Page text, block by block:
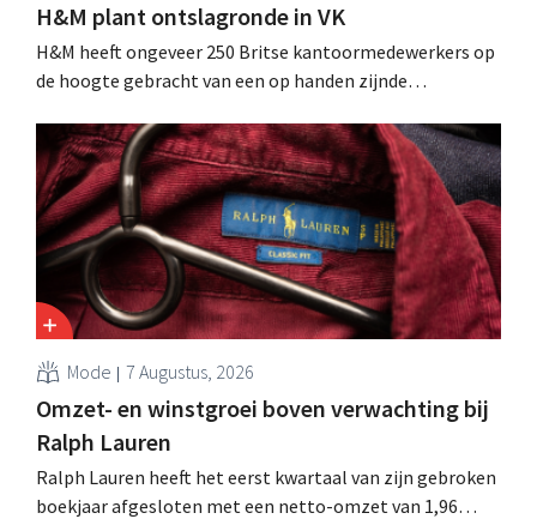
H&M plant ontslagronde in VK
H&M heeft ongeveer 250 Britse kantoormedewerkers op
de hoogte gebracht van een op handen zijnde
sanering volgt op eerdere ingrepen in Nederland, België
en Spanje waarbij al honderden jobs verloren gingen.
Mode 7 Augustus, 2026
Omzet- en winstgroei boven verwachting bij
Ralph Lauren
Ralph Lauren heeft het eerst kwartaal van zijn gebroken
boekjaar afgesloten met een netto-omzet van 1,96